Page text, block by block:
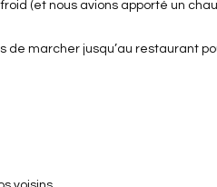
(et nous avions apporté un
de marcher jusqu’au restaurant